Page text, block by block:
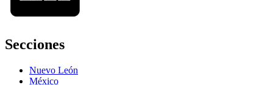
Secciones
Nuevo León
México